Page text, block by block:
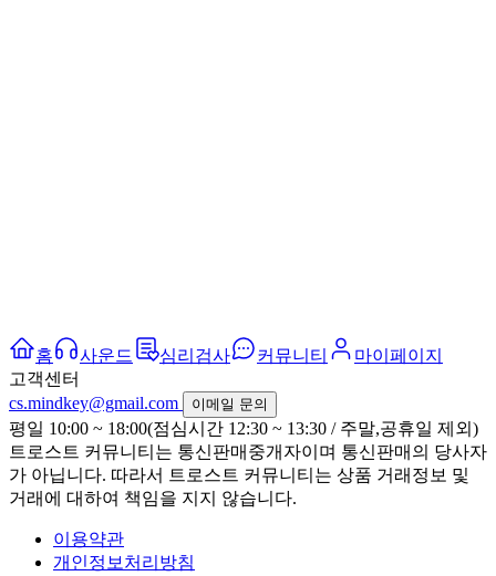
홈 사운드 심리검사 커뮤니티
마이페이지
고객센터
cs.mindkey@gmail.com
이메일 문의
평일 10:00 ~ 18:00(점심시간 12:30 ~ 13:30 / 주말,공휴일 제외)
트로스트 커뮤니티는 통신판매중개자이며 통신판매의 당사자
가 아닙니다. 따라서 트로스트 커뮤니티는 상품 거래정보 및
거래에 대하여 책임을 지지 않습니다.
이용약관
개인정보처리방침